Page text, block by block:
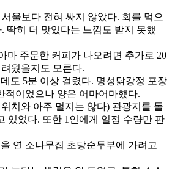
울보다 전혀 싸지 않았다. 회를 먹으
딱히 더 맛있다는 느낌도 받지 못했
마 주문한 커피가 나오려면 추가로 20
웠을지도 모른다.
도 5분 이상 걸렸다. 명성닭강정 포장
적이었으나 양은 어마어마했다.
치와 아주 멀지는 않다) 관광지를 돌
있었다. 또한 1인에게 일정 수량만 판
연 소나무집 초당순두부에 가려고